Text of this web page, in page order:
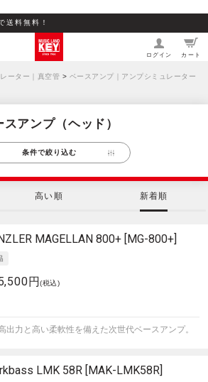
送料無料！
ログイン カート
ーター｜真空管 > ベースアンプ｜アンプシミュレーター
スアンプ（ヘッド）
条件で絞り込む
高い順 新着順
MAGELLAN 800+ [MG-800+]
円(税込)
出力と高い柔軟性を備えた次世代ベースアンプ。
LMK 58R [MAK-LMK58R]